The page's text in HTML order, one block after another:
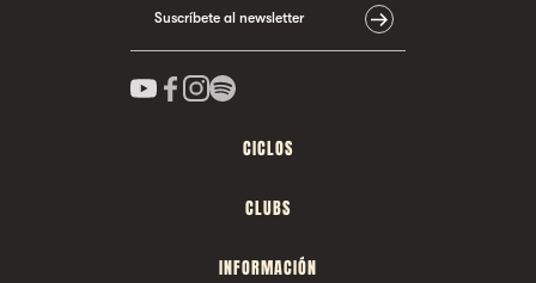
Suscríbete al newsletter
CICLOS
CLUBS
INFORMACIÓN